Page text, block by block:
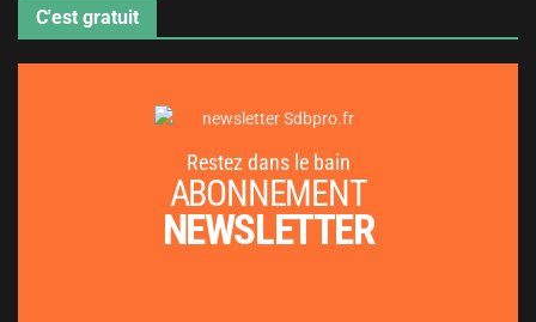
C'est gratuit
Restez dans le bain
ABONNEMENT
NEWSLETTER